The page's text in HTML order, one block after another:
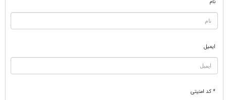
نام
ایمیل
* کد امنیتی